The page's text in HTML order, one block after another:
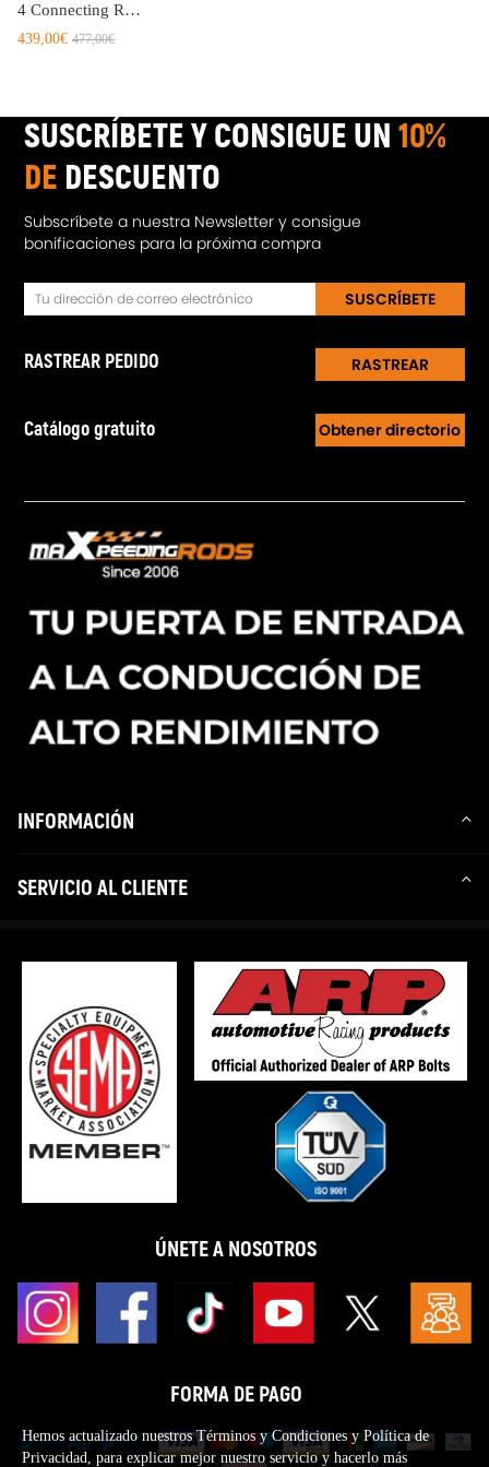
4 Connecting Rods compatible para Triumph Spitfire 1500 Late 1300 Conrod Con Rod Bielle
439,00€ 477,00€
SUSCRÍBETE Y CONSIGUE UN10%
DE DESCUENTO
Subscríbete a nuestra Newsletter y consigue
bonificaciones para la próxima compra
SUSCRÍBETE
RASTREAR PEDIDO RASTREAR
Catálogo gratuito Obtener directorio
INFORMACIÓN
SERVICIO AL CLIENTE
ÚNETE A NOSOTROS
FORMA DE PAGO
Hemos actualizado nuestros Términos y Condiciones y Política de
Privacidad, para explicar mejor nuestro servicio y hacerlo más